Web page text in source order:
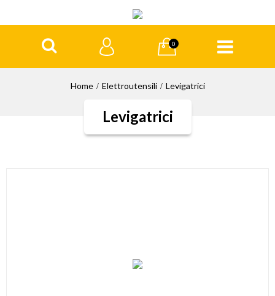
0
Home Elettroutensili Levigatrici
Levigatrici